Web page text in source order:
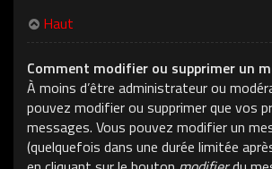
Haut
Comment modifier ou supprimer un
À moins d’être administrateur ou
pouvez modifier ou supprimer que vos
messages. Vous pouvez modifier un
(quelquefois dans une durée limitée